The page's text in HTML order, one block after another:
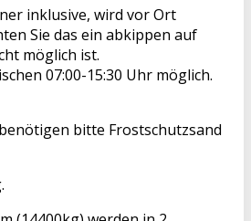
inklusive, wird vor Ort
Sie das ein abkippen auf
möglich ist.
07:00-15:30 Uhr möglich.
bitte Frostschutzsand